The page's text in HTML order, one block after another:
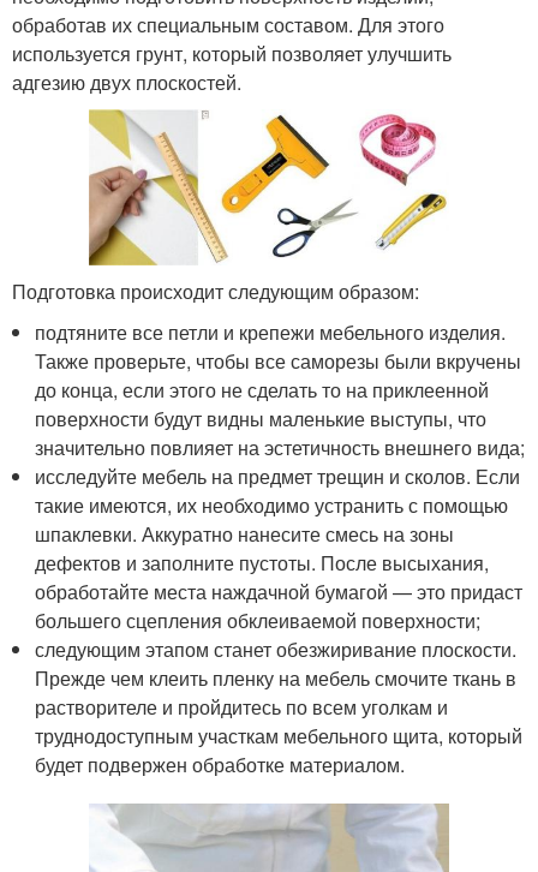
обработав их специальным составом. Для этого
используется грунт, который позволяет улучшить
адгезию двух плоскостей.
Подготовка происходит следующим образом:
подтяните все петли и крепежи мебельного изделия.
Также проверьте, чтобы все саморезы были вкручены
до конца, если этого не сделать то на приклеенной
поверхности будут видны маленькие выступы, что
значительно повлияет на эстетичность внешнего вида;
исследуйте мебель на предмет трещин и сколов. Если
такие имеются, их необходимо устранить с помощью
шпаклевки. Аккуратно нанесите смесь на зоны
дефектов и заполните пустоты. После высыхания,
обработайте места наждачной бумагой — это придаст
большего сцепления обклеиваемой поверхности;
следующим этапом станет обезжиривание плоскости.
Прежде чем клеить пленку на мебель смочите ткань в
растворителе и пройдитесь по всем уголкам и
труднодоступным участкам мебельного щита, который
будет подвержен обработке материалом.